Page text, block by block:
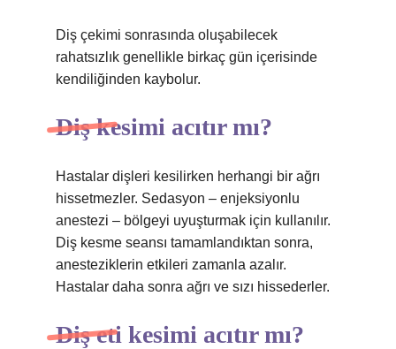
Diş çekimi sonrasında oluşabilecek
rahatsızlık genellikle birkaç gün içerisinde
kendiliğinden kaybolur.
Diş kesimi acıtır mı?
Hastalar dişleri kesilirken herhangi bir ağrı
hissetmezler. Sedasyon – enjeksiyonlu
anestezi – bölgeyi uyuşturmak için kullanılır.
Diş kesme seansı tamamlandıktan sonra,
anesteziklerin etkileri zamanla azalır.
Hastalar daha sonra ağrı ve sızı hissederler.
Diş eti kesimi acıtır mı?